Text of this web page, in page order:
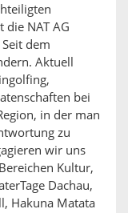
die NAT AG
dem
Aktuell
bei
in der man
zu
wir uns
Kultur,
Dachau,
Hakuna Matata